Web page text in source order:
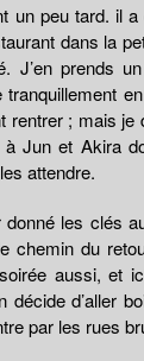
un peu tard. il
dans la
J’en prends
rentrer ; mais je
à Jun et Akira
attendre.
les clés
chemin du
aussi, et
décide d’aller
par les rues